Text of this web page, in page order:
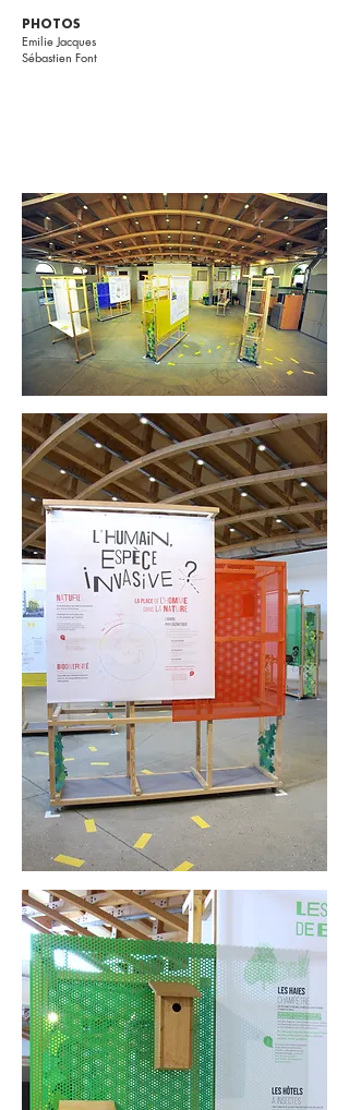
PHOTOS
Emilie Jacques
Sébastien Font